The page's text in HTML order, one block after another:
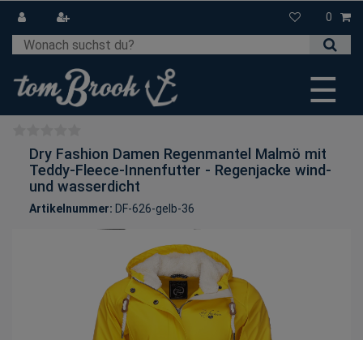
0
☰
Dry Fashion Damen Regenmantel Malmö mit
Teddy-Fleece-Innenfutter - Regenjacke wind-
und wasserdicht
Artikelnummer: DF-626-gelb-36